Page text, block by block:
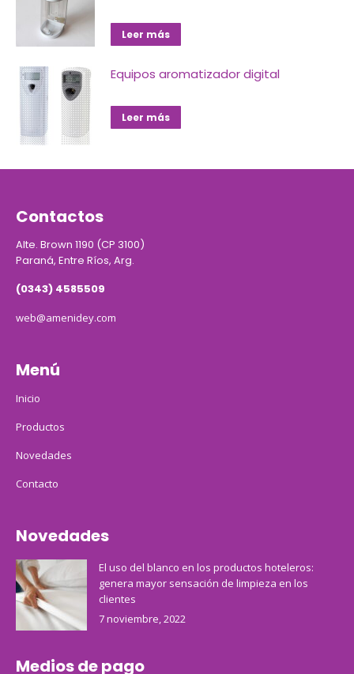
Leer más
Equipos aromatizador digital
Leer más
Contactos
Alte. Brown 1190 (CP 3100)
Paraná, Entre Ríos, Arg.
(0343) 4585509
web@amenidey.com
Menú
Inicio
Productos
Novedades
Contacto
Novedades
El uso del blanco en los productos hoteleros:
genera mayor sensación de limpieza en los
clientes
7 noviembre, 2022
Medios de pago